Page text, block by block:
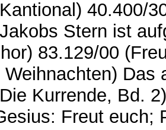
40.400/
Stern ist
83.129/00
Das
Kurrende, Bd.
Freut euch;